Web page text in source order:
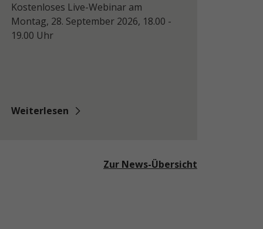
Kostenloses Live-Webinar am
Montag, 28. September 2026, 18.00 -
19.00 Uhr
Weiterlesen
Zur News-Übersicht